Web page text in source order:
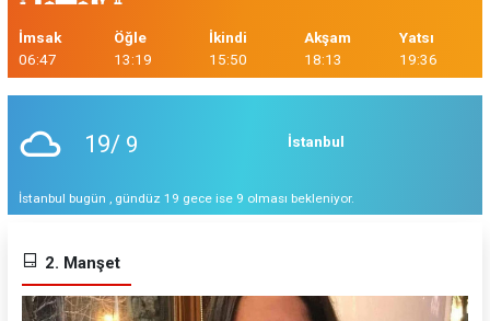
İmsak
06:47
Öğle
13:19
İkindi
15:50
Akşam
18:13
Yatsı
19:36
19/ 9 İstanbul
İstanbul bugün , gündüz 19 gece ise 9 olması bekleniyor.
2. Manşet